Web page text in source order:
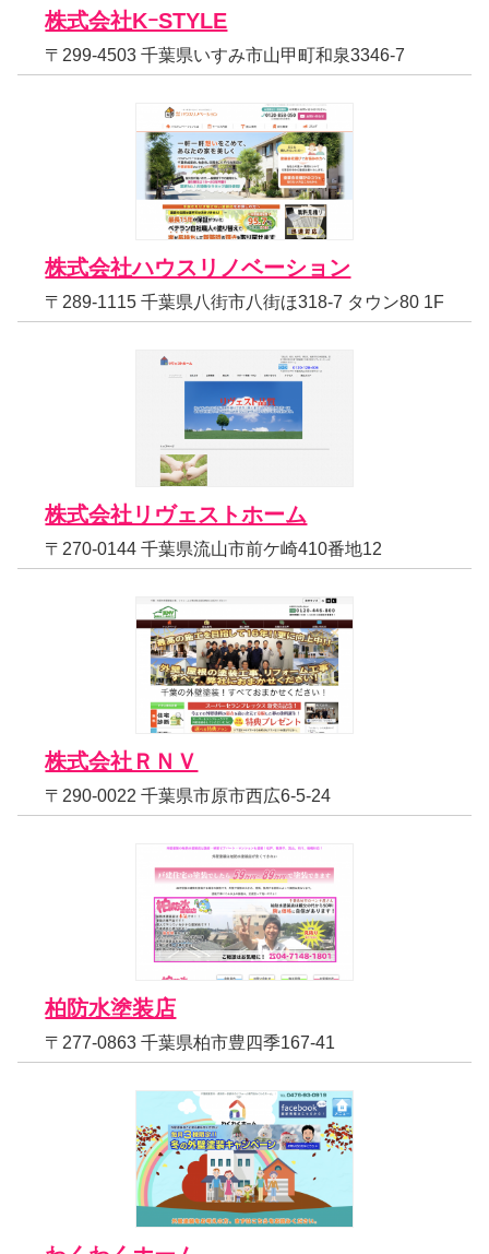
株式会社KｰSTYLE
〒299-4503 千葉県いすみ市山甲町和泉3346-7
株式会社ハウスリノベーション
〒289-1115 千葉県八街市八街ほ318-7 タウン80 1F
株式会社リヴェストホーム
〒270-0144 千葉県流山市前ケ崎410番地12
株式会社ＲＮＶ
〒290-0022 千葉県市原市西広6-5-24
柏防水塗装店
〒277-0863 千葉県柏市豊四季167-41